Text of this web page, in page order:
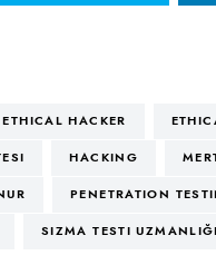
ETHICAL HACKER
HACKING
PENETRATION
SIZMA TESTI